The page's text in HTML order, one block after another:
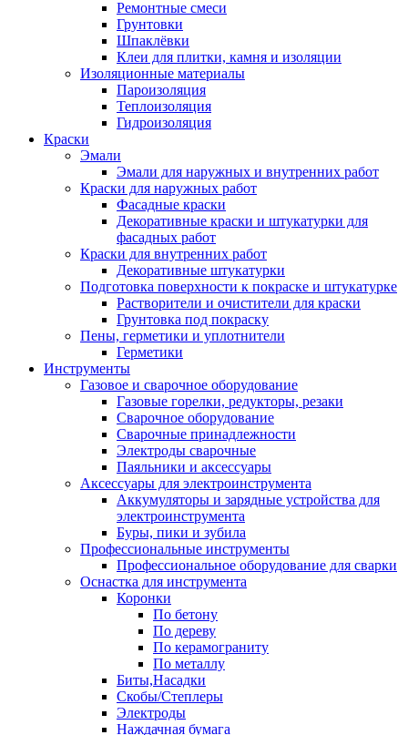
Ремонтные смеси
Грунтовки
Шпаклёвки
Клеи для плитки, камня и изоляции
Изоляционные материалы
Пароизоляция
Теплоизоляция
Гидроизоляция
Краски
Эмали
Эмали для наружных и внутренних работ
Краски для наружных работ
Фасадные краски
Декоративные краски и штукатурки для
фасадных работ
Краски для внутренних работ
Декоративные штукатурки
Подготовка поверхности к покраске и штукатурке
Растворители и очистители для краски
Грунтовка под покраску
Пены, герметики и уплотнители
Герметики
Инструменты
Газовое и сварочное оборудование
Газовые горелки, редукторы, резаки
Сварочное оборудование
Сварочные принадлежности
Электроды сварочные
Паяльники и аксессуары
Аксессуары для электроинструмента
Аккумуляторы и зарядные устройства для
электроинструмента
Буры, пики и зубила
Профессиональные инструменты
Профессиональное оборудование для сварки
Оснастка для инструмента
Коронки
По бетону
По дереву
По керамограниту
По металлу
Биты,Насадки
Скобы/Степлеры
Электроды
Наждачная бумага